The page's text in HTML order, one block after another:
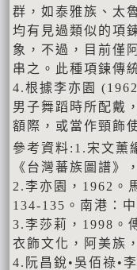
群，如泰雅族、太
均有見過類似的項
象，不過，目前僅
串之。此種項鍊傳
4.根據李亦園
男子舞蹈時所配戴
額際，或當作頸飾
參考資料:1.宋文薰
《台灣蕃族圖譜》
2.李亦園，1962。
134-135。南港：
3.李莎莉，1998
衣飾文化，阿美族
4.阮昌銳•吳佰祿•